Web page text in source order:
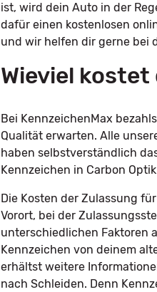
ist, wird dein Auto in der
dafür einen kostenlosen
und wir helfen dir gerne bei
Wieviel kostet
Bei KennzeichenMax
Qualität erwarten. Alle
haben selbstverständlich
Kennzeichen in Carbon
Die Kosten der Zulassung
Vorort, bei der
unterschiedlichen Faktoren
Kennzeichen von deinem
erhältst weitere
nach Schleiden. Denn